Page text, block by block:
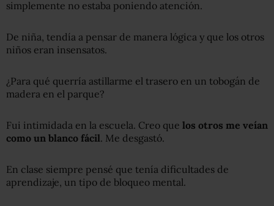
simplemente no estaba poniendo atención.
De niña, tendía a pensar de manera lógica y que los otros
niños eran insensatos.
¿Para qué querría astillarme el trasero en un tobogán de
madera en el parque?
Fui intimidada en la escuela. Creo que los otros me veían
como un blanco fácil. Me desgastó.
En clase siempre pensé que tenía dificultades de
aprendizaje, un tipo de bloqueo mental.